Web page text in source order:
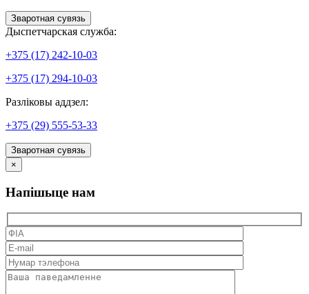
Зваротная сувязь
Дыспетчарская служба:
+375 (17) 242-10-03
+375 (17) 294-10-03
Разліковы аддзел:
+375 (29) 555-53-33
Зваротная сувязь
×
Напішыце нам